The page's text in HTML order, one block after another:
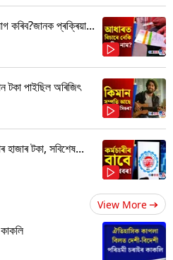
কৰিব?জানক প্ৰক্ৰিয়া...
টকা পাইছিল অৰিজিৎ
টকা, সবিশেষ...
View More